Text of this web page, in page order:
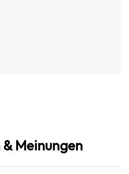
Meinungen